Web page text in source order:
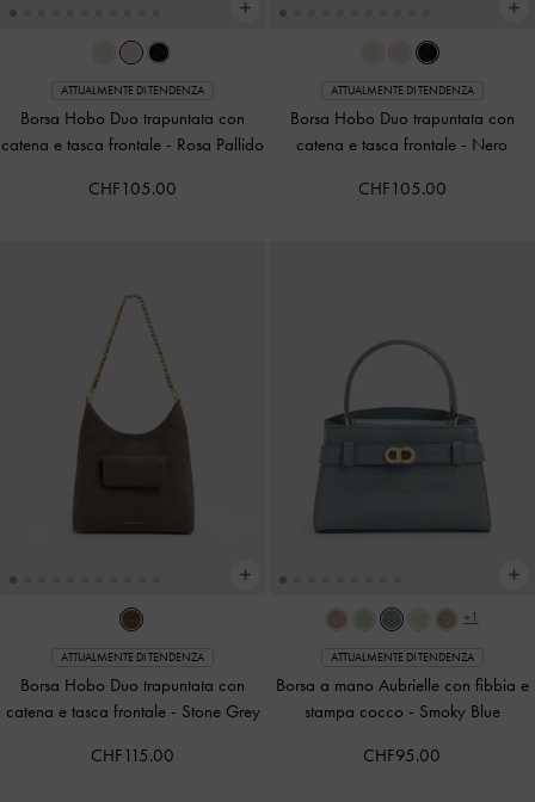
ATTUALMENTE DI TENDENZA
Borsa Hobo Duo trapuntata con
catena e tasca frontale - Rosa Pallido
CHF105.00
ATTUALMENTE DI TENDENZA
Borsa Hobo Duo trapuntata con
catena e tasca frontale - Nero
CHF105.00
ATTUALMENTE DI TENDENZA
Borsa Hobo Duo trapuntata con
catena e tasca frontale - Stone Grey
CHF115.00
+1
ATTUALMENTE DI TENDENZA
Borsa a mano Aubrielle con fibbia e
stampa cocco - Smoky Blue
CHF95.00